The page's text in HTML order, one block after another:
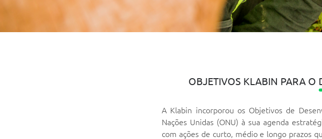
OBJETIVOS KLABIN PARA O
A Klabin incorporou os Objetivos de
Nações Unidas (ONU) à sua agenda
com ações de curto, médio e longo prazos